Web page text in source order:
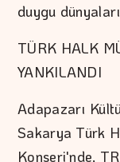
duygu
TÜRK HALK
YANKILANDI
Adapazarı
Sakarya Türk
Konseri'nde,